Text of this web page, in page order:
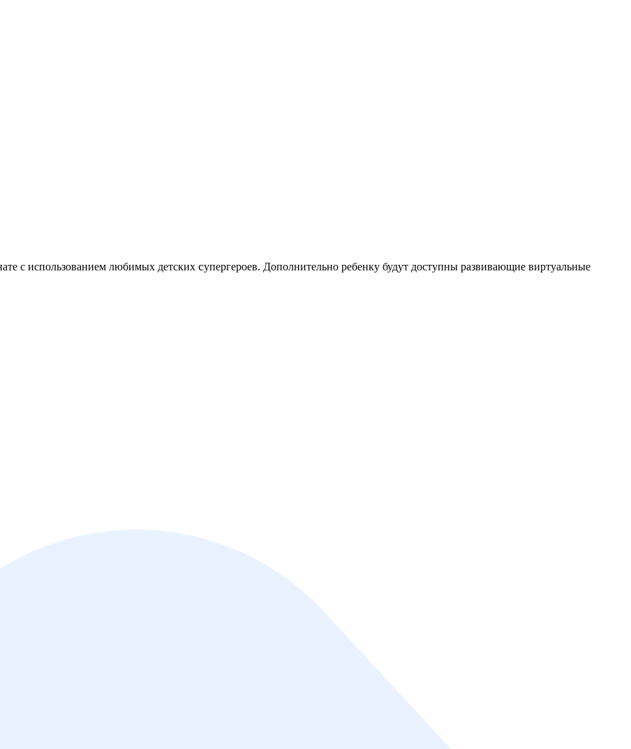
с использованием любимых детских cупергероев. Дополнительно ребенку будут доступны развивающие виртуальные